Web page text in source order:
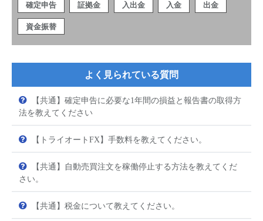
確定申告 証拠金 入出金 入金 出金
資金振替
よく見られている質問
【共通】確定申告に必要な1年間の損益と報告書の取得方
法を教えてください
【トライオートFX】手数料を教えてください。
【共通】自動売買注文を稼働停止する方法を教えてくだ
さい。
【共通】税金について教えてください。